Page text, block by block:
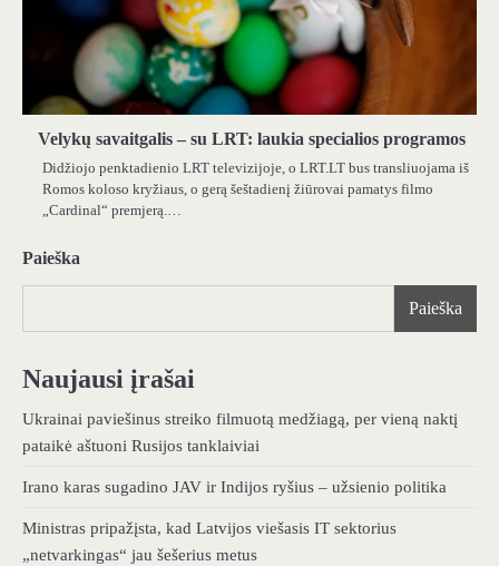
Velykų savaitgalis – su LRT: laukia specialios programos
Didžiojo penktadienio LRT televizijoje, o LRT.LT bus transliuojama iš
Romos koloso kryžiaus, o gerą šeštadienį žiūrovai pamatys filmo
„Cardinal“ premjerą.…
Paieška
Paieška
Naujausi įrašai
Ukrainai paviešinus streiko filmuotą medžiagą, per vieną naktį
pataikė aštuoni Rusijos tanklaiviai
Irano karas sugadino JAV ir Indijos ryšius – užsienio politika
Ministras pripažįsta, kad Latvijos viešasis IT sektorius
„netvarkingas“ jau šešerius metus